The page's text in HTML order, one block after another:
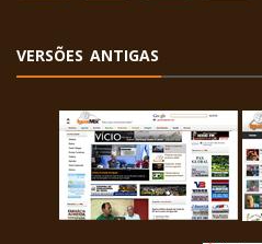
VERSÕES ANTIGAS